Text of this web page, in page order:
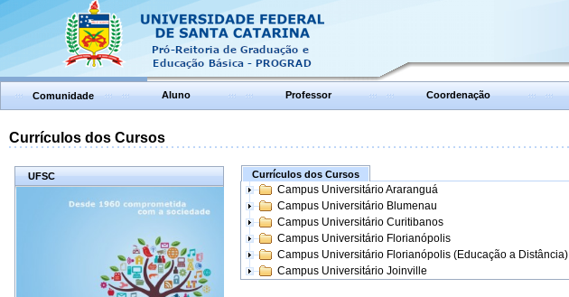
Comunidade Aluno Professor Coordenação
Currículos dos Cursos
UFSC Currículos dos Cursos
Campus Universitário Araranguá
Campus Universitário Blumenau
Campus Universitário Curitibanos
Campus Universitário Florianópolis
Campus Universitário Florianópolis (Educação a Distância)
Campus Universitário Joinville